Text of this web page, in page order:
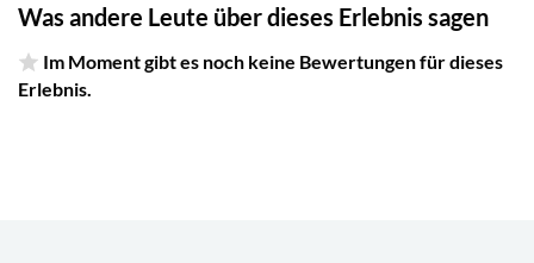
Was andere Leute über dieses Erlebnis sagen
Im Moment gibt es noch keine Bewertungen für dieses
Erlebnis.